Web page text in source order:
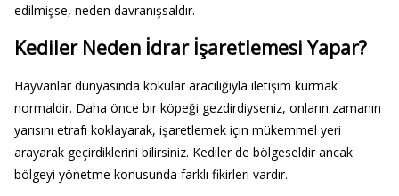
edilmişse, neden davranışsaldır.
Kediler Neden İdrar İşaretlemesi Yapar?
Hayvanlar dünyasında kokular aracılığıyla iletişim kurmak
normaldir. Daha önce bir köpeği gezdirdiyseniz, onların zamanın
yarısını etrafı koklayarak, işaretlemek için mükemmel yeri
arayarak geçirdiklerini bilirsiniz. Kediler de bölgeseldir ancak
bölgeyi yönetme konusunda farklı fikirleri vardır.